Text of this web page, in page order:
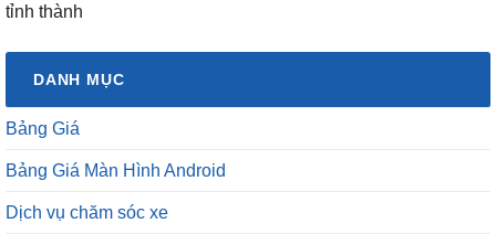
tỉnh thành
DANH MỤC
Bảng Giá
Bảng Giá Màn Hình Android
Dịch vụ chăm sóc xe